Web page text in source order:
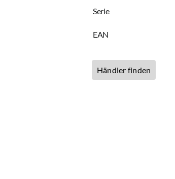
Serie
EAN
Händler finden